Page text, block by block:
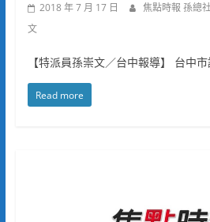
2018 年 7 月 17 日 焦點時報 孫總
文
【特派員孫崇文／台中報導】 台中
Read more